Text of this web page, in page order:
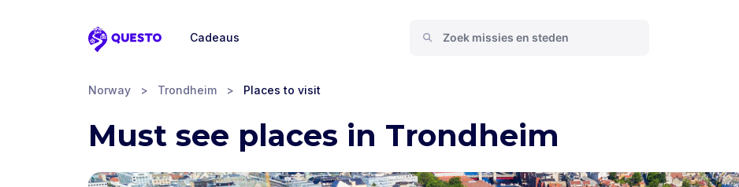
Questo
Cadeaus
Norway > Trondheim > Places to visit
Must see places in Trondheim